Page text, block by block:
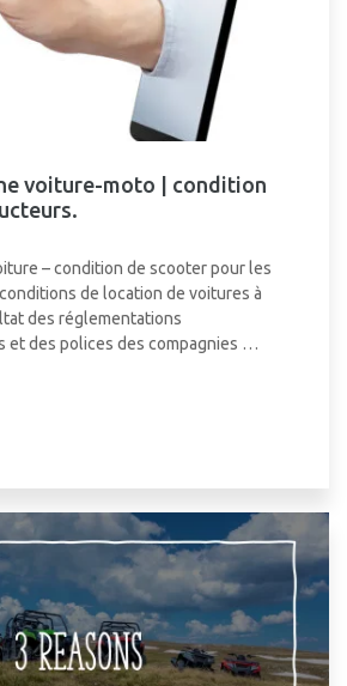
voiture-moto | condition
– condition de scooter pour les
de location de voitures à
des réglementations
et des polices des compagnies …